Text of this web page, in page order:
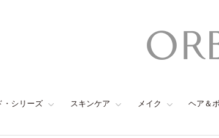
・シリーズ スキンケア メイク ヘア＆